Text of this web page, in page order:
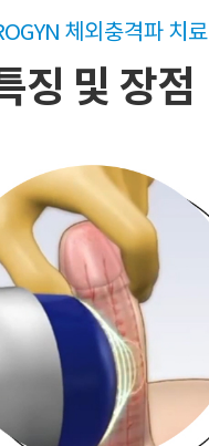
체외충격파 치료
징 및 장점